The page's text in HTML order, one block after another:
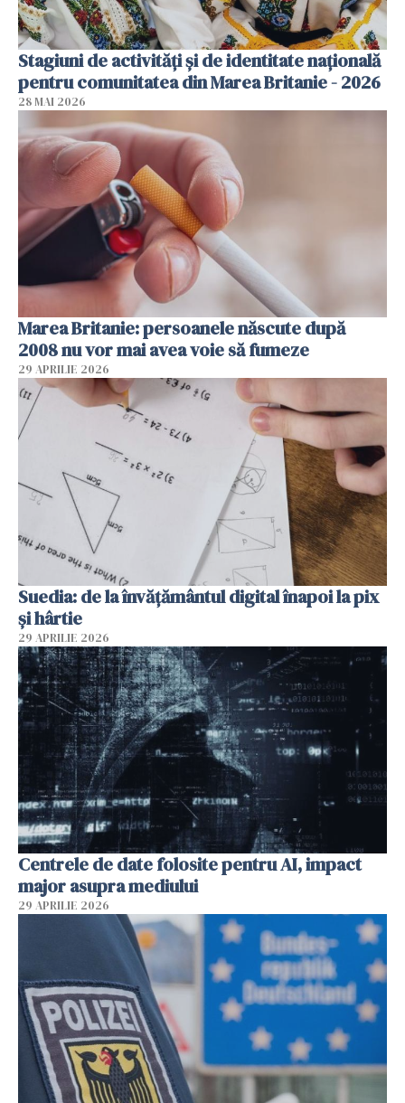
Stagiuni de activități și de identitate națională
pentru comunitatea din Marea Britanie - 2026
28 MAI 2026
Marea Britanie: persoanele născute după
2008 nu vor mai avea voie să fumeze
29 APRILIE 2026
Suedia: de la învățământul digital înapoi la pix
și hârtie
29 APRILIE 2026
Centrele de date folosite pentru AI, impact
major asupra mediului
29 APRILIE 2026